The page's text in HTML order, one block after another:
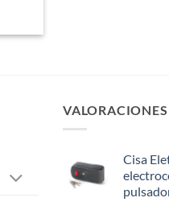
Cisa